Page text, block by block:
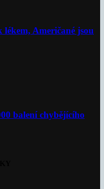
Američané jsou
balení chybějícího